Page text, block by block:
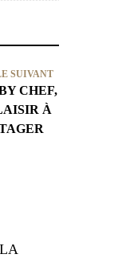
SUIVANT
CHEF,
À